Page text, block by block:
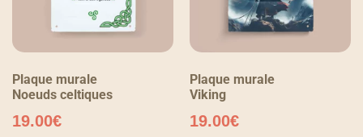
Plaque murale
Noeuds celtiques
19.00€
Plaque murale
Viking
19.00€